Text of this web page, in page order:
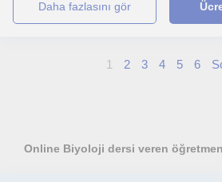
daha fazlasını gör
1 2 3 4 5 6
Online Biyoloji dersi veren